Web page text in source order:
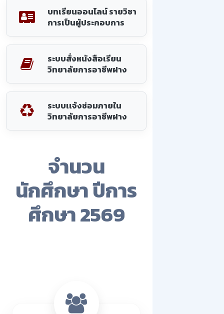
บทเรียนออนไลน์ รายวิชา
การเป็นผู้ประกอบการ
ระบบสั่งหนังสือเรียน
วิทยาลัยการอาชีพฝาง
ระบบเเจ้งซ่อมภายใน
วิทยาลัยการอาชีพฝาง
จำนวน
นักศึกษา ปีการ
ศึกษา 2569